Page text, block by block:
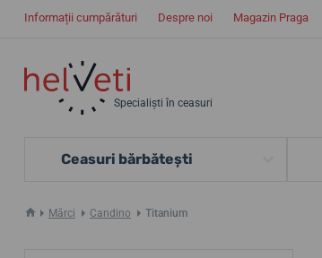
Informații cumpărături Despre noi Magazin Praga
Specialiști în ceasuri
Ceasuri bărbătești
Mărci Candino Titanium